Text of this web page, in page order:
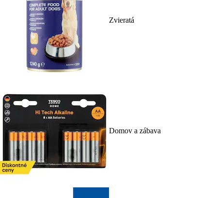
Zvieratá
Domov a zábava